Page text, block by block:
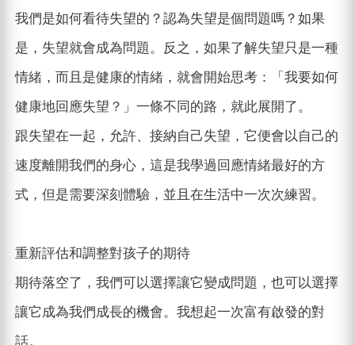
我們是如何看待失望的？認為失望是個問題嗎？如果
是，失望就會成為問題。反之，如果了解失望只是一種
情緒，而且是健康的情緒，就會開始思考：「我要如何
健康地回應失望？」一條不同的路，就此展開了。
跟失望在一起，允許、接納自己失望，它便會以自己的
速度離開我們的身心，這是我學過回應情緒最好的方
式，但是需要深刻體驗，並且在生活中一次次練習。
重新評估和調整對孩子的期待
期待落空了，我們可以選擇讓它變成問題，也可以選擇
讓它成為我們成長的機會。我想起一次富有啟發的對
話。